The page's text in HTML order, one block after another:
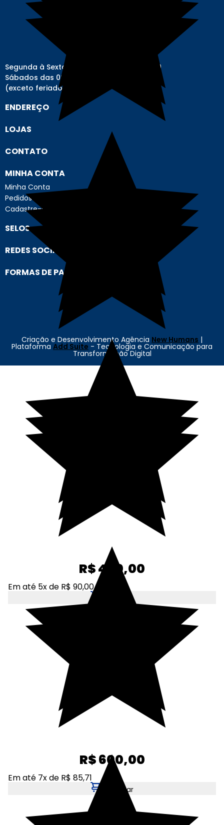
R$ 450,00
Em até 5x de R$ 90,00
Adicionar
R$ 600,00
Em até 7x de R$ 85,71
Adicionar
Segunda à Sexta-feira das 08h00 às 17h00
Sábados das 08h00 às 12h00
(exceto feriados)
ENDEREÇO
LOJAS
CONTATO
MINHA CONTA
Minha Conta
Pedidos
Cadastre-se
SELOS
REDES SOCIAIS
FORMAS DE PAGAMENTO
Criação e Desenvolvimento Agência New Humans |
Plataforma Add Suite - Tecnologia e Comunicação para
Transformação Digital